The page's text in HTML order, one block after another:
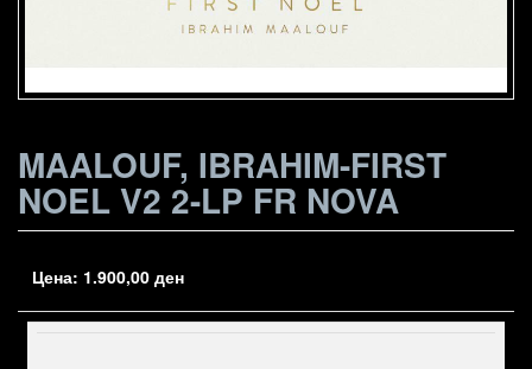
MAALOUF, IBRAHIM-FIRST
NOEL V2 2-LP FR NOVA
Цена: 1.900,00 ден